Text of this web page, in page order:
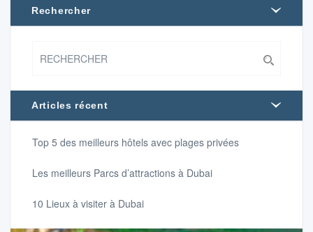
Rechercher
Articles récent
Top 5 des meilleurs hôtels avec plages privées
Les meilleurs Parcs d’attractions à Dubai
10 Lieux à visiter à Dubai